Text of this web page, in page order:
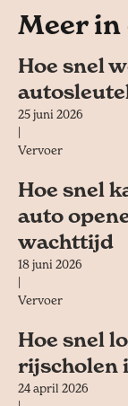
Meer in
Hoe snel
25 juni 2026
Vervoer
Hoe snel
auto
wachttijd
18 juni 2026
Vervoer
Hoe snel
rijscholen
24 april 2026